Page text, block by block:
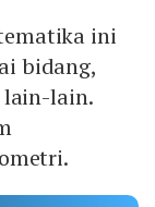
ini
bidang,
lain-lain.